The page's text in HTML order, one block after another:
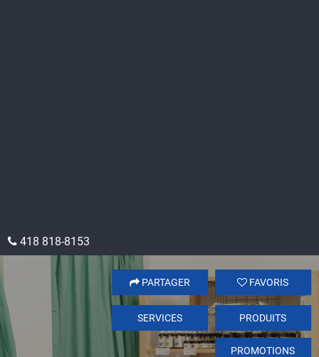
418 818-8153
FAVORIS
PARTAGER
PRODUITS
SERVICES
PROMOTIONS